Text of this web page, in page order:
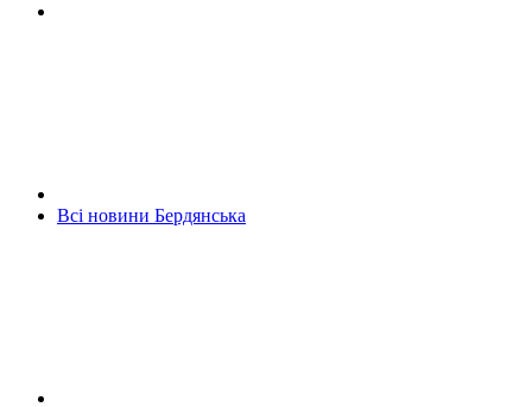
Всі новини Бердянська